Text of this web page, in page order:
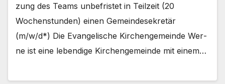
zung des Teams unbe­fris­tet in Teil­zeit (20
Wochen­stun­den) einen Gemein­de­se­kre­tär
(m/w/d*) Die Evan­ge­li­sche Kir­chen­ge­mein­de Wer­
ne ist eine leben­di­ge Kir­chen­ge­mein­de mit einem…